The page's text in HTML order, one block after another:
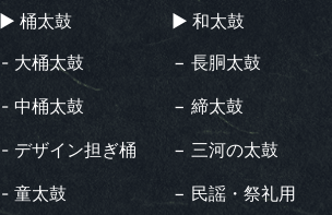
▶︎ 桶太鼓
- 大桶太鼓
- 中桶太鼓
- デザイン担ぎ桶
- 童太鼓
▶︎ 和太鼓
− 長胴太鼓
− 締太鼓
− 三河の太鼓
− 民謡・祭礼用